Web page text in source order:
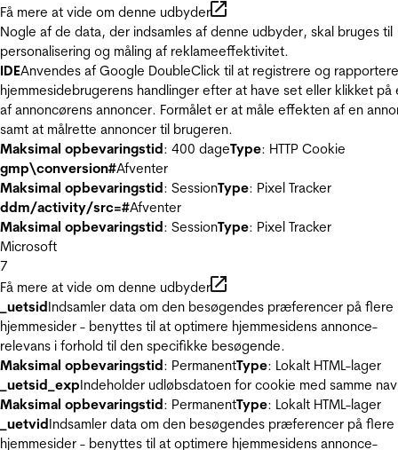
Få mere at vide om denne udbyder
Nogle af de data, der indsamles af denne udbyder, skal bruges til
personalisering og måling af reklameeffektivitet.
IDEAnvendes af Google DoubleClick til at registrere og
hjemmesidebrugerens handlinger efter at have set eller klikket på
af annoncørens annoncer. Formålet er at måle effekten af en
samt at målrette annoncer til brugeren.
Maksimal opbevaringstid: 400 dageType: HTTP Cookie
gmp\conversion#Afventer
Maksimal opbevaringstid: SessionType: Pixel Tracker
ddm/activity/src=#Afventer
Maksimal opbevaringstid: SessionType: Pixel Tracker
Microsoft
7
Få mere at vide om denne udbyder
_uetsidIndsamler data om den besøgendes præferencer på flere
hjemmesider - benyttes til at optimere hjemmesidens annonce-
relevans i forhold til den specifikke besøgende.
Maksimal opbevaringstid: PermanentType: Lokalt HTML-lager
_uetsid_expIndeholder udløbsdatoen for cookie med samme
Maksimal opbevaringstid: PermanentType: Lokalt HTML-lager
_uetvidIndsamler data om den besøgendes præferencer på flere
hjemmesider - benyttes til at optimere hjemmesidens annonce-